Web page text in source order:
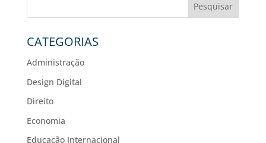
Pesquisar
CATEGORIAS
Administração
Design Digital
Direito
Economia
Educação Internacional